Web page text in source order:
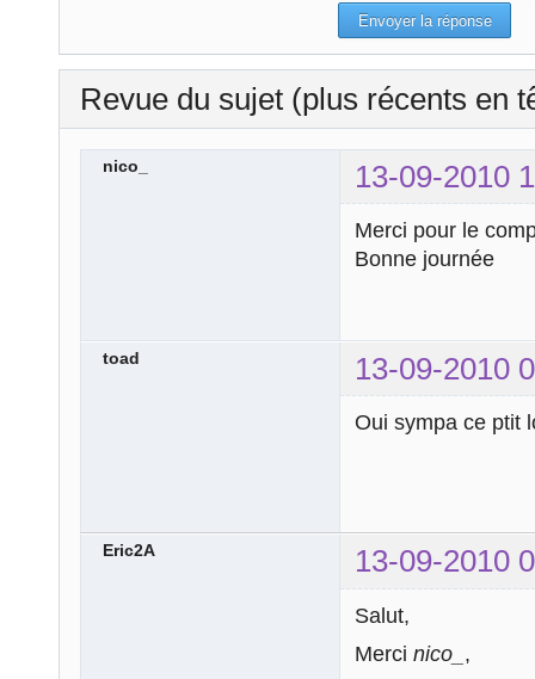
Revue du sujet (plus récents en
nico_ 13-09-2010
Merci pour le
Bonne journée
toad 13-09-2010
Oui sympa ce ptit
Eric2A 13-09-2010
Salut,
Merci nico_ ,